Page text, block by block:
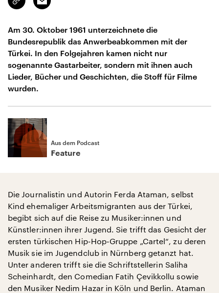
kopieren/teilen
Am 30. Oktober 1961 unterzeichnete die
Bundesrepublik das Anwerbeabkommen mit der
Türkei. In den Folgejahren kamen nicht nur
sogenannte Gastarbeiter, sondern mit ihnen auch
Lieder, Bücher und Geschichten, die Stoff für Filme
wurden.
Aus dem Podcast
Feature
Die Journalistin und Autorin Ferda Ataman, selbst
Kind ehemaliger Arbeitsmigranten aus der Türkei,
begibt sich auf die Reise zu Musiker:innen und
Künstler:innen ihrer Jugend. Sie trifft das Gesicht der
ersten türkischen Hip-Hop-Gruppe „Cartel“, zu deren
Musik sie im Jugendclub in Nürnberg getanzt hat.
Unter anderen trifft sie die Schriftstellerin Saliha
Scheinhardt, den Comedian Fatih Çevikkollu sowie
den Musiker Nedim Hazar in Köln und Berlin. Ataman